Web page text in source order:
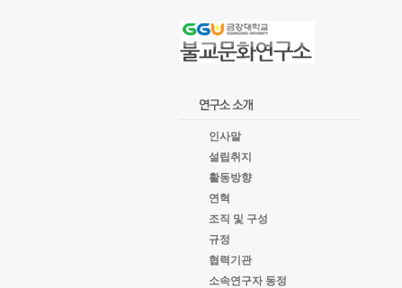
인사말
설립취지
활동방향
연혁
조직 및 구성
규정
협력기관
소속연구자 동정